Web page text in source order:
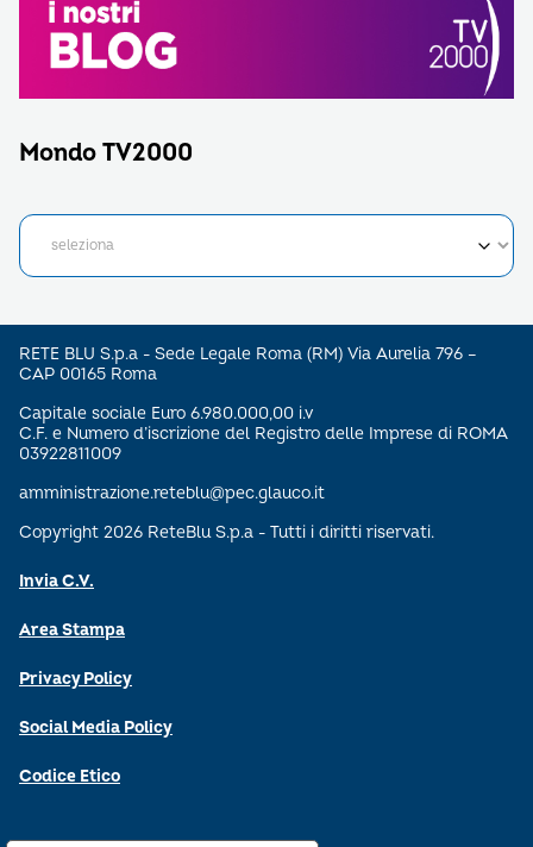
Mondo TV2000
RETE BLU S.p.a - Sede Legale Roma (RM) Via Aurelia 796 –
CAP 00165 Roma
Capitale sociale Euro 6.980.000,00 i.v
C.F. e Numero d’iscrizione del Registro delle Imprese di ROMA
03922811009
amministrazione.reteblu@pec.glauco.it
Copyright 2026 ReteBlu S.p.a - Tutti i diritti riservati.
Invia C.V.
Area Stampa
Privacy Policy
Social Media Policy
Codice Etico